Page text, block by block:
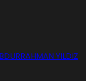
YILDIZ